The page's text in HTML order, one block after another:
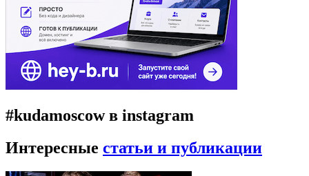
#kudamoscow в instagram
Интересные статьи и публикации